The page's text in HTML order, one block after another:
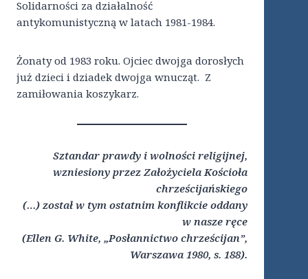
Solidarności za działalność
antykomunistyczną w latach 1981-1984.
Żonaty od 1983 roku. Ojciec dwojga dorosłych
już dzieci i dziadek dwojga wnucząt. Z
zamiłowania koszykarz.
Sztandar prawdy i wolności religijnej,
wzniesiony przez Założyciela Kościoła
chrześcijańskiego
(…) został w tym ostatnim konflikcie oddany
w nasze ręce
(Ellen G. White, „Posłannictwo chrześcijan”,
Warszawa 1980, s. 188).